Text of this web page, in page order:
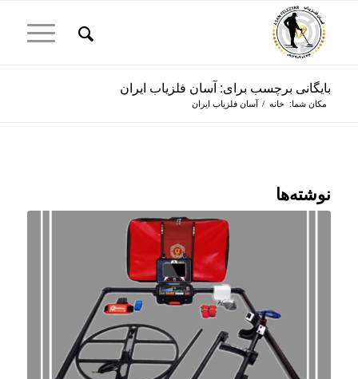
بایگانی برچسب برای: آسان فلزیاب ایران
مکان شما: خانه / آسان فلزیاب ایران
نوشته‌ها